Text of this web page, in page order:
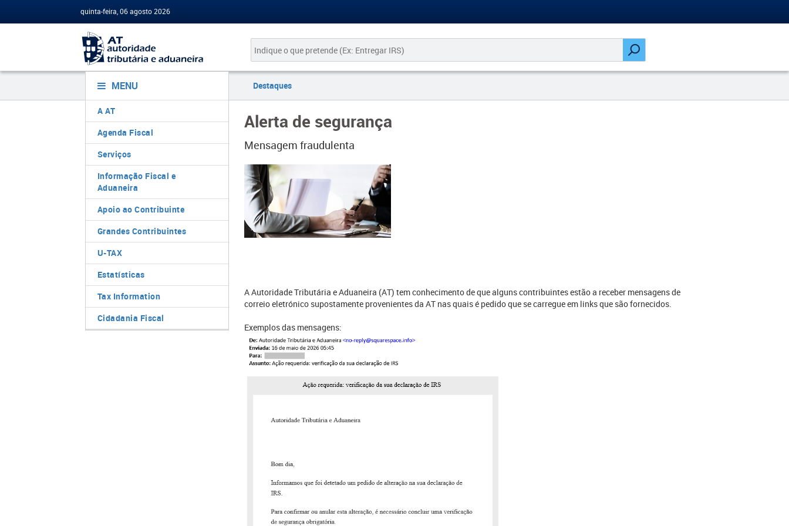
quinta-feira, 06 agosto 2026
MENU
A AT
Agenda Fiscal
Serviços
Informação Fiscal e
Aduaneira
Apoio ao Contribuinte
Grandes Contribuintes
U-TAX
Estatísticas
Tax Information
Cidadania Fiscal
Destaques
Alerta de segurança
Mensagem fraudulenta
A Autoridade Tributária e Aduaneira (AT) tem conhecimento de que alguns contribuintes estão a receber mensagens de
correio eletrónico supostamente provenientes da AT nas quais é pedido que se carregue em links que são fornecidos.
Exemplos das mensagens: